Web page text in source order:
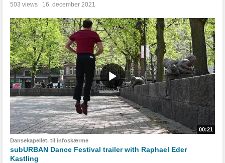
503 views 16. december 2021
00:21
Dansekapellet. til infoskærme
subURBAN Dance Festival trailer with Raphael Eder
Kastling